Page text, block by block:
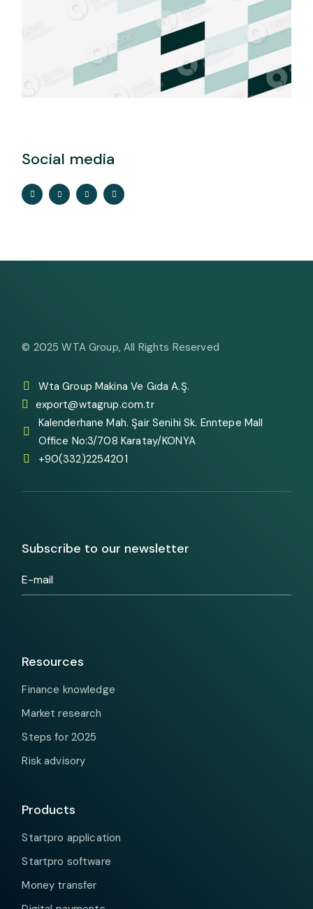
Social media
© 2025WTA Group, All Rights Reserved
Wta Group Makina Ve Gıda A.Ş.
export@wtagrup.com.tr
Kalenderhane Mah. Şair Senihi Sk. Enntepe Mall
Office No:3/708 Karatay/KONYA
+90(332)2254201
Subscribe to our newsletter
Resources
Finance knowledge
Market research
Steps for 2025
Risk advisory
Products
Startpro application
Startpro software
Money transfer